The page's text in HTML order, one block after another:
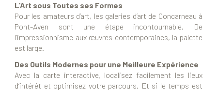
L’Art sous Toutes ses Formes
Pour les amateurs d’art, les galeries d’art de Concarneau à
Pont-Aven sont une étape incontournable. De
l’impressionnisme aux œuvres contemporaines, la palette
est large.
Des Outils Modernes pour une Meilleure Expérience
Avec la carte interactive, localisez facilement les lieux
d’intérêt et optimisez votre parcours. Et si le temps est